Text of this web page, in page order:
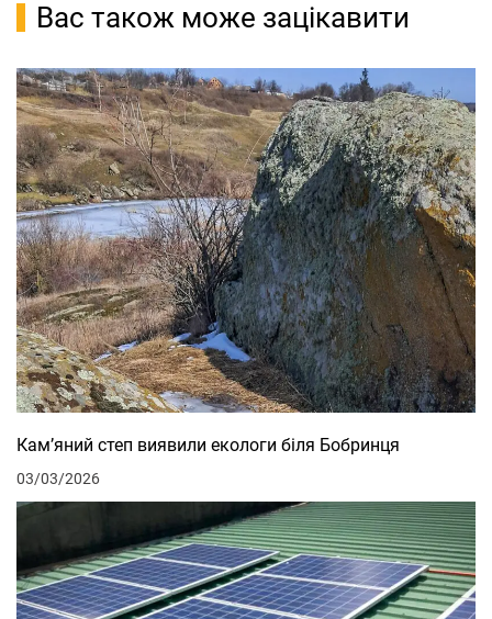
Вас також може зацікавити
Кам’яний степ виявили екологи біля Бобринця
03/03/2026